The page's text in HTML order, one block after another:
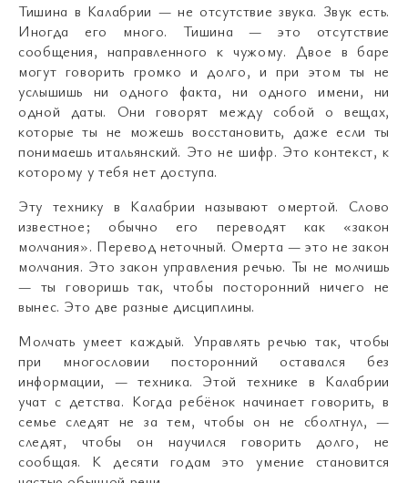
Тишина в Калабрии — не отсутствие звука. Звук есть.
Иногда его много. Тишина — это отсутствие
сообщения, направленного к чужому. Двое в баре
могут говорить громко и долго, и при этом ты не
услышишь ни одного факта, ни одного имени, ни
одной даты. Они говорят между собой о вещах,
которые ты не можешь восстановить, даже если ты
понимаешь итальянский. Это не шифр. Это контекст, к
которому у тебя нет доступа.
Эту технику в Калабрии называют омертой. Слово
известное; обычно его переводят как «закон
молчания». Перевод неточный. Омерта — это не закон
молчания. Это закон управления речью. Ты не молчишь
— ты говоришь так, чтобы посторонний ничего не
вынес. Это две разные дисциплины.
Молчать умеет каждый. Управлять речью так, чтобы
при многословии посторонний оставался без
информации, — техника. Этой технике в Калабрии
учат с детства. Когда ребёнок начинает говорить, в
семье следят не за тем, чтобы он не сболтнул, —
следят, чтобы он научился говорить долго, не
сообщая. К десяти годам это умение становится